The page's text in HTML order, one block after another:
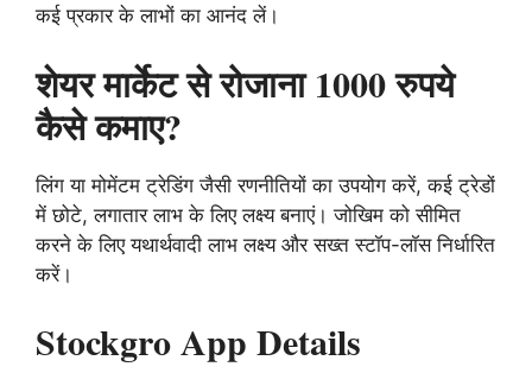
कई प्रकार के लाभों का आनंद लें।
शेयर मार्केट से रोजाना 1000 रुपये
कैसे कमाए?
लिंग या मोमेंटम ट्रेडिंग जैसी रणनीतियों का उपयोग करें, कई ट्रेडों
में छोटे, लगातार लाभ के लिए लक्ष्य बनाएं। जोखिम को सीमित
करने के लिए यथार्थवादी लाभ लक्ष्य और सख्त स्टॉप-लॉस निर्धारित
करें।
Stockgro App Details